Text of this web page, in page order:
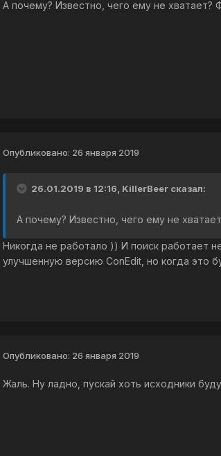
А почему? Известно, чего ему не хватает?
Опубликовано: 26 января 2019
26.01.2019 в 12:16, KillerBeer сказал:
А почему? Известно, чего ему не
Никогда не работало )) И поиск работает
улучшенную версию ConEdit, но когда это
Опубликовано: 26 января 2019
Жаль. Ну ладно, пускай хоть исходники